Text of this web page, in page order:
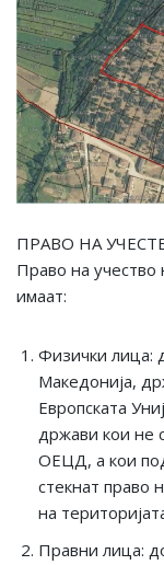
ПРАВО НА
Право на учество
имаат:
Физички лица:
Македонија,
Европската
држави кои не
ОЕЦД, а кои
стекнат право
на
Правни лица: